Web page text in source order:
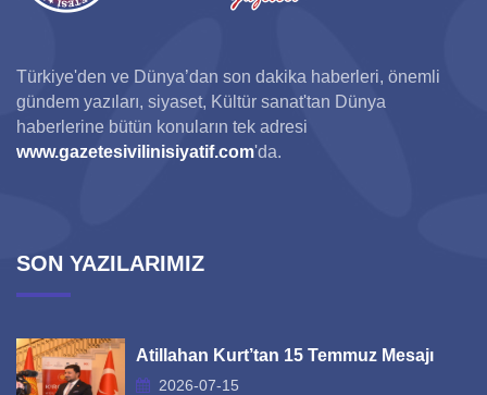
Türkiye'den ve Dünya’dan son dakika haberleri, önemli
gündem yazıları, siyaset, Kültür sanat'tan Dünya
haberlerine bütün konuların tek adresi
www.gazetesivilinisiyatif.com'da.
SON YAZILARIMIZ
Atillahan Kurt’tan 15 Temmuz Mesajı
2026-07-15